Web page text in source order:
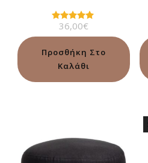
Βαθμολογήθηκε
από 5
36,00€
Προσθήκη Στο
Καλάθι